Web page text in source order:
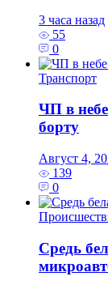
3 часа назад
55
0
Транспорт
ЧП в
борту
Август 4,
139
0
Средь